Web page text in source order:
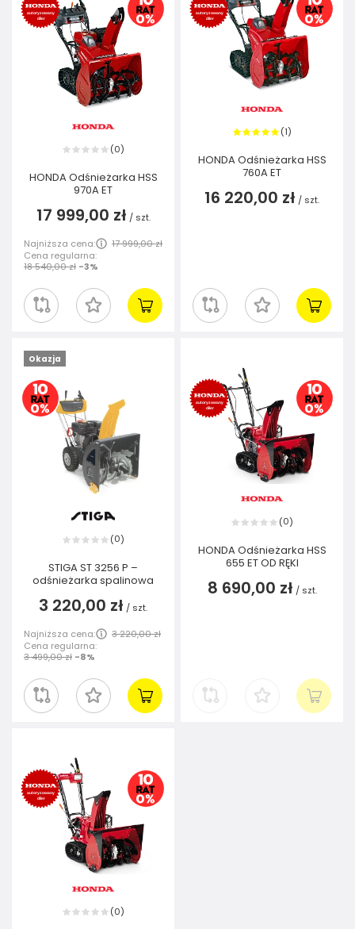
(0)
HONDA Odśnieżarka HSS
970A ET
17 999,00 zł / szt.
Najniższa cena:
17 999,00 zł
Cena regularna:
18 540,00 zł -3%
(1)
HONDA Odśnieżarka HSS
760A ET
16 220,00 zł / szt.
Okazja
(0)
STIGA ST 3256 P –
odśnieżarka spalinowa
3 220,00 zł / szt.
Najniższa cena:
3 220,00 zł
Cena regularna:
3 499,00 zł -8%
(0)
HONDA Odśnieżarka HSS
655 ET OD RĘKI
8 690,00 zł / szt.
(0)